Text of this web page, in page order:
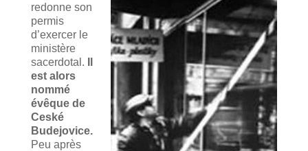
redonne son
permis
d’exercer le
ministère
sacerdotal.
est alors
nommé
évêque de
Ceské
Budejovice.
Peu après